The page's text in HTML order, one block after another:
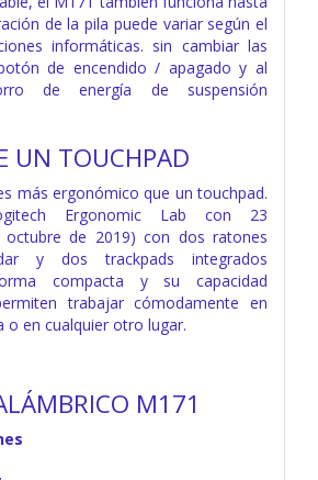
de la pila puede variar según el
informáticas. sin cambiar las
de encendido / apagado y al
de energía de suspensión
UN TOUCHPAD
más ergonómico que un touchpad.
Ergonomic Lab con 23
octubre de 2019) con dos ratones
y dos trackpads integrados
compacta y su capacidad
trabajar cómodamente en
o en cualquier otro lugar.
M171